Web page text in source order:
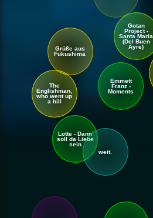
Grüße aus
Fukushima
Gotan
Project -
Santa Maria
(Del Buen
Ayre)
The
Englishman,
who went up
a hill
a hill
Emmett
Franz -
Moments
Lotte - Dann
soll da Liebe
sein
weit.